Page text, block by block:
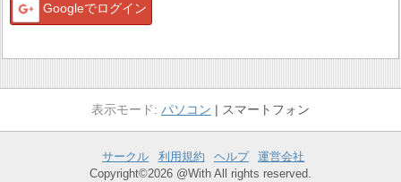
Googleでログイン
パソコン スマートフォン
サークル 利用規約 ヘルプ
運営会社
Copyright©2026 @With All rights reserved.